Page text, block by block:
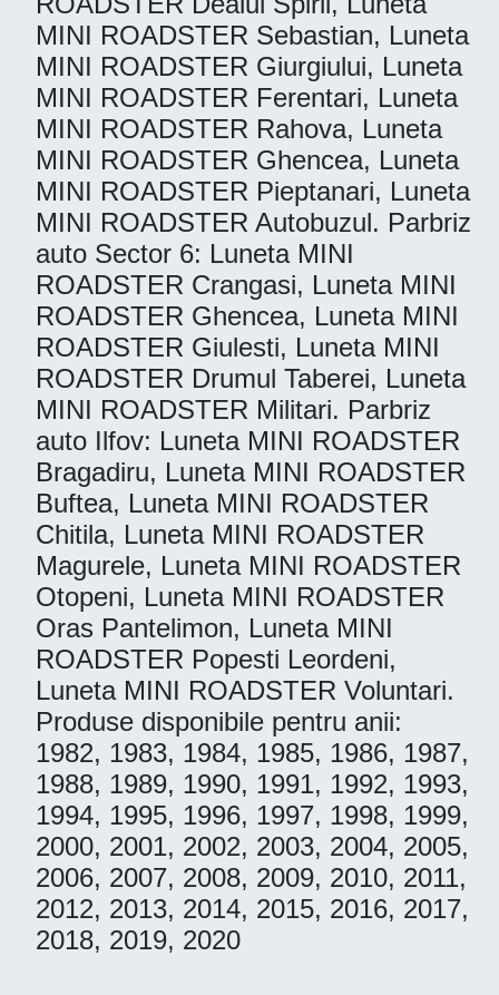
MINI ROADSTER Sebastian, Luneta
MINI ROADSTER Giurgiului, Luneta
MINI ROADSTER Ferentari, Luneta
MINI ROADSTER Rahova, Luneta
MINI ROADSTER Ghencea, Luneta
MINI ROADSTER Pieptanari, Luneta
MINI ROADSTER Autobuzul. Parbriz
auto Sector 6: Luneta MINI
ROADSTER Crangasi, Luneta MINI
ROADSTER Ghencea, Luneta MINI
ROADSTER Giulesti, Luneta MINI
ROADSTER Drumul Taberei, Luneta
MINI ROADSTER Militari. Parbriz
auto Ilfov: Luneta MINI ROADSTER
Bragadiru, Luneta MINI ROADSTER
Buftea, Luneta MINI ROADSTER
Chitila, Luneta MINI ROADSTER
Magurele, Luneta MINI ROADSTER
Otopeni, Luneta MINI ROADSTER
Oras Pantelimon, Luneta MINI
ROADSTER Popesti Leordeni,
Luneta MINI ROADSTER Voluntari.
Produse disponibile pentru anii:
1982, 1983, 1984, 1985, 1986, 1987,
1988, 1989, 1990, 1991, 1992, 1993,
1994, 1995, 1996, 1997, 1998, 1999,
2000, 2001, 2002, 2003, 2004, 2005,
2006, 2007, 2008, 2009, 2010, 2011,
2012, 2013, 2014, 2015, 2016, 2017,
2018, 2019, 2020